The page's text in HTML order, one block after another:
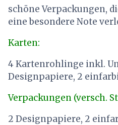
schöne Verpackungen,
eine besondere Note
Karten:
4 Kartenrohlinge inkl.
Designpapiere, 2
Verpackungen (versch.
2 Designpapiere, 2